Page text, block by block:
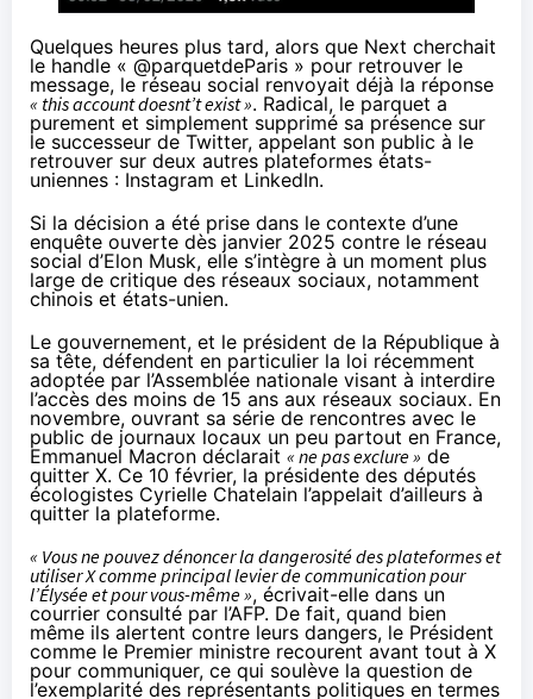
Quelques heures plus tard, alors que Next cherchait
le handle « @parquetdeParis » pour retrouver le
message, le réseau social renvoyait déjà la réponse
« this account doesnt’t exist ». Radical, le parquet a
purement et simplement supprimé sa présence sur
le successeur de Twitter, appelant son public à le
retrouver sur deux autres plateformes états-
uniennes : Instagram et LinkedIn.
Si la décision a été prise dans le contexte d’une
enquête ouverte dès janvier 2025 contre le réseau
social d’Elon Musk, elle s’intègre à un moment plus
large de critique des réseaux sociaux, notamment
chinois et états-unien.
Le gouvernement, et le président de la République à
sa tête, défendent en particulier la loi récemment
adoptée par l’Assemblée nationale visant à interdire
l’accès des moins de 15 ans aux réseaux sociaux. En
novembre, ouvrant sa série de rencontres avec le
public de journaux locaux un peu partout en France,
Emmanuel Macron déclarait « ne pas exclure » de
quitter X. Ce 10 février, la présidente des députés
écologistes Cyrielle Chatelain l’appelait d’ailleurs à
quitter la plateforme.
« Vous ne pouvez dénoncer la dangerosité des plateformes et
utiliser X comme principal levier de communication pour
l’Élysée et pour vous-même », écrivait-elle dans un
courrier consulté par l’AFP. De fait, quand bien
même ils alertent contre leurs dangers, le Président
comme le Premier ministre recourent avant tout à X
pour communiquer, ce qui soulève la question de
l’exemplarité des représentants politiques en termes